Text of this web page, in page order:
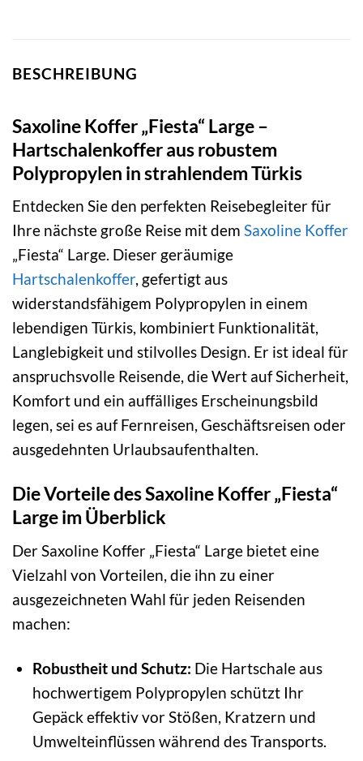
BESCHREIBUNG
Saxoline Koffer „Fiesta“ Large –
Hartschalenkoffer aus robustem
Polypropylen in strahlendem Türkis
Entdecken Sie den perfekten Reisebegleiter für
Ihre nächste große Reise mit dem Saxoline Koffer
„Fiesta“ Large. Dieser geräumige
Hartschalenkoffer, gefertigt aus
widerstandsfähigem Polypropylen in einem
lebendigen Türkis, kombiniert Funktionalität,
Langlebigkeit und stilvolles Design. Er ist ideal für
anspruchsvolle Reisende, die Wert auf Sicherheit,
Komfort und ein auffälliges Erscheinungsbild
legen, sei es auf Fernreisen, Geschäftsreisen oder
ausgedehnten Urlaubsaufenthalten.
Die Vorteile des Saxoline Koffer „Fiesta“
Large im Überblick
Der Saxoline Koffer „Fiesta“ Large bietet eine
Vielzahl von Vorteilen, die ihn zu einer
ausgezeichneten Wahl für jeden Reisenden
machen:
Robustheit und Schutz: Die Hartschale aus
hochwertigem Polypropylen schützt Ihr
Gepäck effektiv vor Stößen, Kratzern und
Umwelteinflüssen während des Transports.